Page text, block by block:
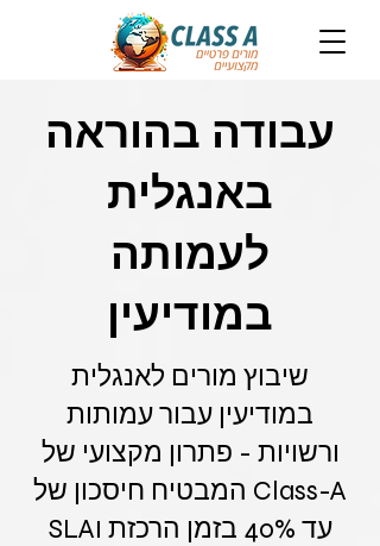
עבודה בהוראה
באנגלית
לעמותה
במודיעין
שיבוץ מורים לאנגלית
במודיעין עבור עמותות
ורשויות - פתרון מקצועי של
Class-A המבטיח חיסכון של
עד 40% בזמן הרכזת וSLA